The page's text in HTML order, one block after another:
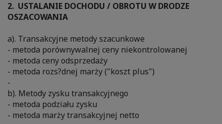
2. USTALANIE DOCHODU / OBROTU W DRODZE
OSZACOWANIA
a). Transakcyjne metody szacunkowe
- metoda porównywalnej ceny niekontrolowanej
- metoda ceny odsprzedaży
- metoda rozs?dnej marży ("koszt plus")
-
b). Metody zysku transakcyjnego
- metoda podziału zysku
- metoda marży transakcyjnej netto